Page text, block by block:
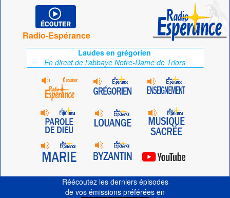
Radio-Espérance
Laudes en grégorien
En direct de l'abbaye Notre-Dame de Triors
Réécoutez les derniers épisodes
de vos émissions préférées en